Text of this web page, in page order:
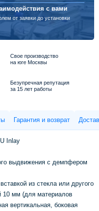
с вами
от заявки до установки
Свое производство
на юге Москвы
Безупречная репутация
за 15 лет работы
Гарантия и возврат
Inlay
выдвижения с демпфером
из стекла или другого
10 мм (для материалов
вертикальная, боковая